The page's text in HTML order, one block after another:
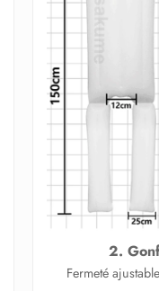
2.
Fermeté